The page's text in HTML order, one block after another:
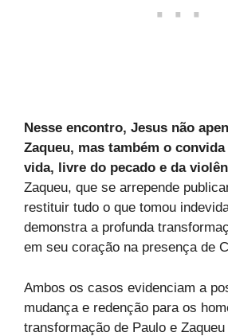
Nesse encontro, Jesus não
Zaqueu, mas também o
vida, livre do pecado e da
Zaqueu, que se arrepende
restituir tudo o que tomou
demonstra a profunda
em seu coração na presença de
Ambos os casos evidenciam a
mudança e redenção para os
transformação de Paulo e